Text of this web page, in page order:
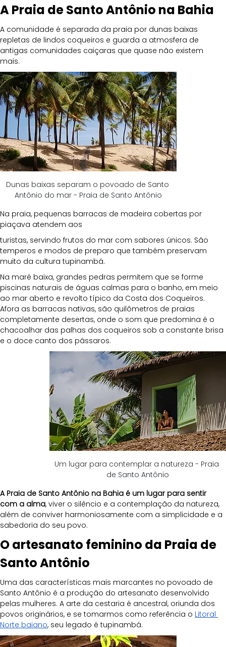
A Praia de Santo Antônio na Bahia
A comunidade é separada da praia por dunas baixas
repletas de lindos coqueiros e guarda a atmosfera de
antigas comunidades caiçaras que quase não existem
mais.
Dunas baixas separam o povoado de Santo
Antônio do mar - Praia de Santo Antônio
Na praia, pequenas barracas de madeira cobertas por
piaçava atendem aos
turistas, servindo frutos do mar com sabores únicos. São
temperos e modos de preparo que também preservam
muito da cultura tupinambá.
Na maré baixa, grandes pedras permitem que se forme
piscinas naturais de águas calmas para o banho, em meio
ao mar aberto e revolto típico da Costa dos Coqueiros.
Afora as barracas nativas, são quilômetros de praias
completamente desertas, onde o som que predomina é o
chacoalhar das palhas dos coqueiros sob a constante brisa
e o doce canto dos pássaros.
Um lugar para contemplar a natureza - Praia
de Santo Antônio
A Praia de Santo Antônio na Bahia é um lugar para sentir
com a alma, viver o silêncio e a contemplação da natureza,
além de conviver harmoniosamente com a simplicidade e a
sabedoria do seu povo.
O artesanato feminino da Praia de
Santo Antônio
Uma das características mais marcantes no povoado de
Santo Antônio é a produção do artesanato desenvolvido
pelas mulheres. A arte da cestaria é ancestral, oriunda dos
povos originários, e se tomarmos como referência o Litoral
Norte baiano, seu legado é tupinambá.